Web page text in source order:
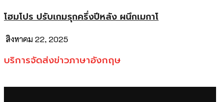
โฮมโปร ปรับเกมรุกครึ่งปีหลัง ผนึกเมกาโ
สิงหาคม 22, 2025
บริการจัดส่งข่าวภาษาอังกฤษ